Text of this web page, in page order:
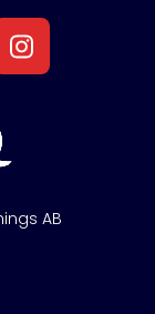
AB